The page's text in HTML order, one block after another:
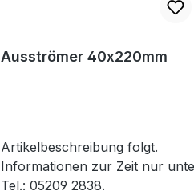
Ausströmer 40x220mm
Artikelbeschreibung folgt.
Informationen zur Zeit nur
Tel.: 05209 2838.